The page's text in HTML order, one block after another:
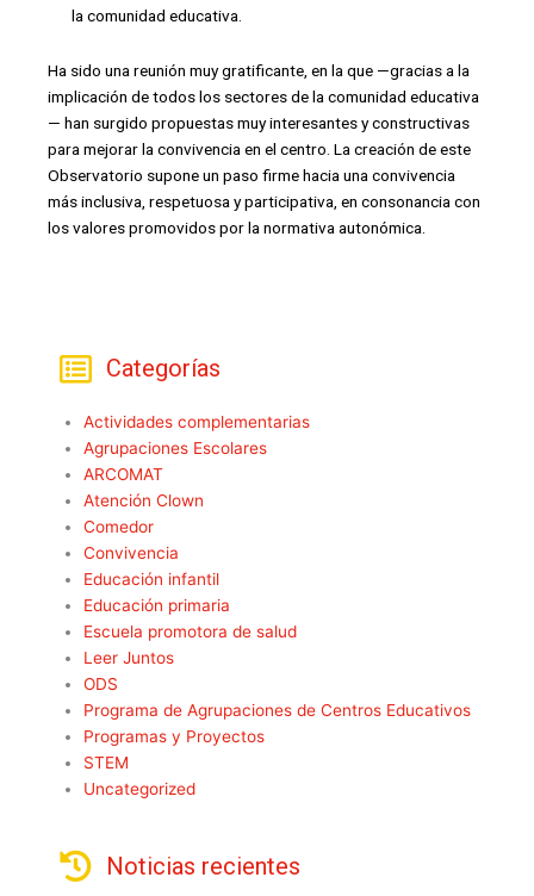
la comunidad educativa.
Ha sido una reunión muy gratificante, en la que —gracias a la
implicación de todos los sectores de la comunidad educativa
— han surgido propuestas muy interesantes y constructivas
para mejorar la convivencia en el centro. La creación de este
Observatorio supone un paso firme hacia una convivencia
más inclusiva, respetuosa y participativa, en consonancia con
los valores promovidos por la normativa autonómica.
Categorías
Actividades complementarias
Agrupaciones Escolares
ARCOMAT
Atención Clown
Comedor
Convivencia
Educación infantil
Educación primaria
Escuela promotora de salud
Leer Juntos
ODS
Programa de Agrupaciones de Centros Educativos
Programas y Proyectos
STEM
Uncategorized
Noticias recientes